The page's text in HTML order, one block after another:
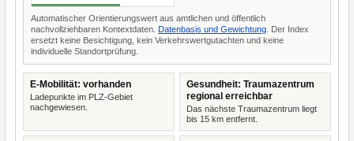
Automatischer Orientierungswert aus amtlichen und öffentlich
nachvollziehbaren Kontextdaten. Datenbasis und Gewichtung . Der Index
ersetzt keine Besichtigung, kein Verkehrswertgutachten und keine
individuelle Standortprüfung.
E-Mobilität: vorhanden
Ladepunkte im PLZ-Gebiet
nachgewiesen.
Gesundheit: Traumazentrum
regional erreichbar
Das nächste Traumazentrum liegt
bis 15 km entfernt.